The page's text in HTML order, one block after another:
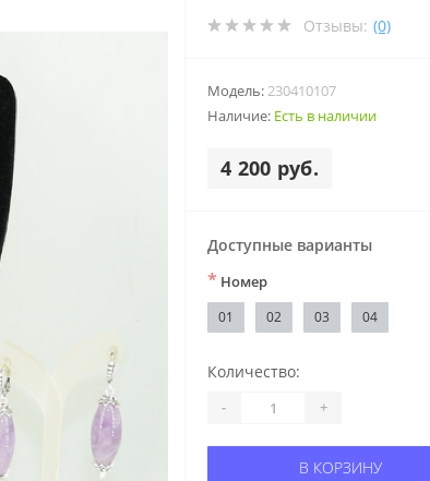
Отзывы: (0)
Модель: 230410107
Наличие: Есть в наличии
4 200 руб.
Доступные варианты
* Номер
01 02 03 04
Количество:
- +
В КОРЗИНУ